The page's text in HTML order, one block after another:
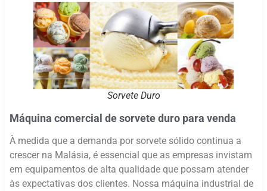
Sorvete Duro
Máquina comercial de sorvete duro para venda
À medida que a demanda por sorvete sólido continua a
crescer na Malásia, é essencial que as empresas invistam
em equipamentos de alta qualidade que possam atender
às expectativas dos clientes. Nossa máquina industrial de